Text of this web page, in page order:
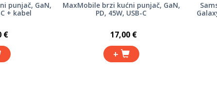
punjač, GaN,
+ kabel
€
MaxMobile brzi kućni punjač, GaN,
PD, 45W, USB-C
17,00 €
+